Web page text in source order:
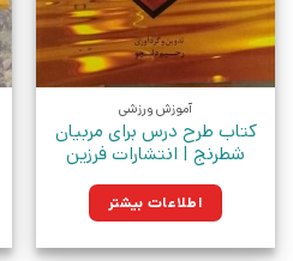
آموزش ورزشی
کتاب طرح درس برای مربیان
شطرنج | انتشارات فرزین
اطلاعات بیشتر